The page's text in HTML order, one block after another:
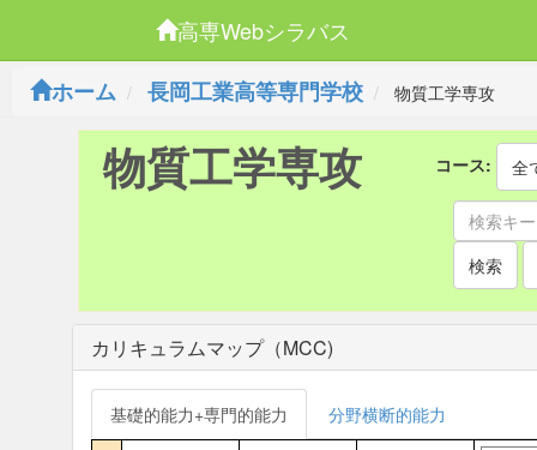
高専Webシラバス
ホーム
長岡工業高等専門学校 物質工学専攻
物質工学専攻 コース: 全
検索
カリキュラムマップ（MCC)
基礎的能力+専門的能力 分野横断的能力